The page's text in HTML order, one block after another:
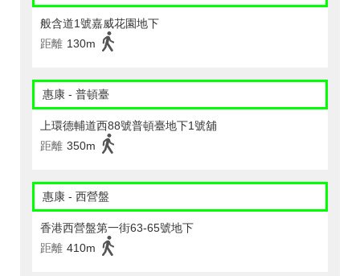
般含道1號嘉威花園地下
距離 130m
惠康 - 普頓臺
上環德輔道西88號普頓臺地下1號舖
距離 350m
惠康 - 西營盤
香港西營盤第一街63-65號地下
距離 410m